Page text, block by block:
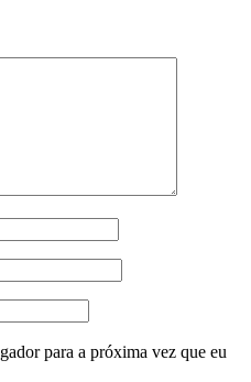
para a próxima vez que eu